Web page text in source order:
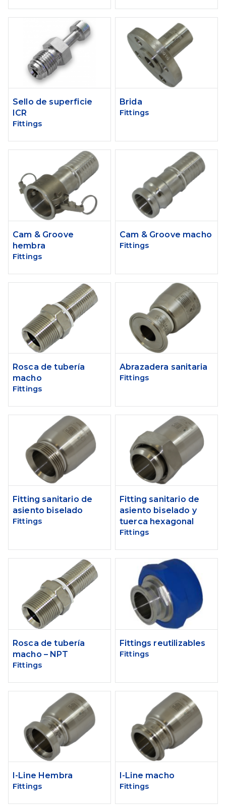
Sello de superficie
ICR
Fittings
Brida
Fittings
Cam & Groove
hembra
Fittings
Cam & Groove macho
Fittings
Rosca de tubería
macho
Fittings
Abrazadera sanitaria
Fittings
Fitting sanitario de
asiento biselado
Fittings
Fitting sanitario de
asiento biselado y
tuerca hexagonal
Fittings
Rosca de tubería
macho – NPT
Fittings
Fittings reutilizables
Fittings
I-Line Hembra
Fittings
I-Line macho
Fittings